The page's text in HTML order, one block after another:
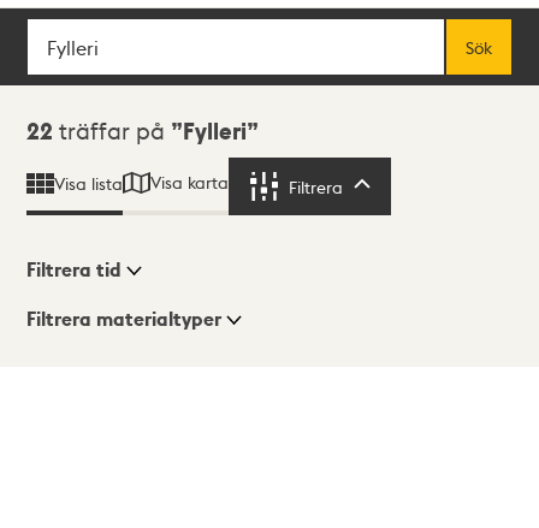
Sök
Sök
Sökresultat
22 träffar på Fylleri
Visa lista Visa karta Filtrera
Visningsläge
Filtrera tid
Filtrera materialtyper